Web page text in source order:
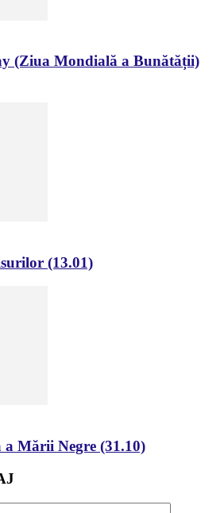
(Ziua Mondială a Bunătății)
(13.01)
Mării Negre (31.10)